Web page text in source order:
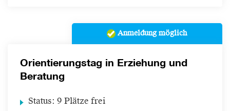
Anmeldung möglich
Orientierungstag in Erziehung und
Beratung
Status: 9 Plätze frei